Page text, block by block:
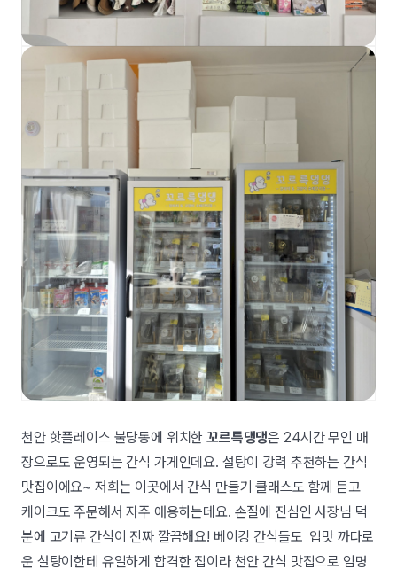
천안 핫플레이스 불당동에 위치한꼬르륵댕댕은 24시간 무인 매
장으로도 운영되는 간식 가게인데요. 설탕이 강력 추천하는 간식
맛집이에요~ 저희는 이곳에서 간식 만들기 클래스도 함께 듣고
케이크도 주문해서 자주 애용하는데요. 손질에 진심인 사장님 덕
분에 고기류 간식이 진짜 깔끔해요! 베이킹 간식들도 입맛 까다로
운 설탕이한테 유일하게 합격한 집이라 천안 간식 맛집으로 임명